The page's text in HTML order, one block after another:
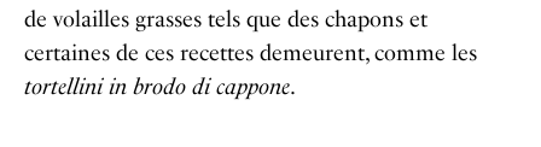
de volailles grasses tels que des chapons et
certaines de ces recettes demeurent, comme les
tortellini in brodo di cappone.